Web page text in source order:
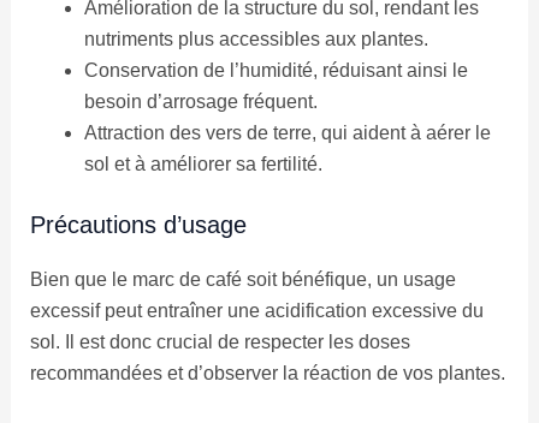
Amélioration de la structure du sol, rendant les
nutriments plus accessibles aux plantes.
Conservation de l’humidité, réduisant ainsi le
besoin d’arrosage fréquent.
Attraction des vers de terre, qui aident à aérer le
sol et à améliorer sa fertilité.
Précautions d’usage
Bien que le marc de café soit bénéfique, un usage
excessif peut entraîner une acidification excessive du
sol. Il est donc crucial de respecter les doses
recommandées et d’observer la réaction de vos plantes.